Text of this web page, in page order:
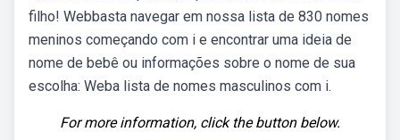
filho! Webbasta navegar em nossa lista de 830 nomes
meninos começando com i e encontrar uma ideia de
nome de bebê ou informações sobre o nome de sua
escolha: Weba lista de nomes masculinos com i.
For more information, click the button below.